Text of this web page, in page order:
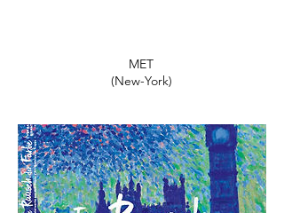
MET
(New-York)